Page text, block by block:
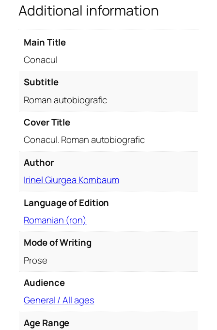
a
u
t
i
c
a
Additional information
Main Title
Conacul
Subtitle
Roman autobiografic
Cover Title
Conacul. Roman autobiografic
Author
Irinel Giurgea Kornbaum
Language of Edition
Romanian (ron)
Mode of Writing
Prose
Audience
General / All ages
Age Range